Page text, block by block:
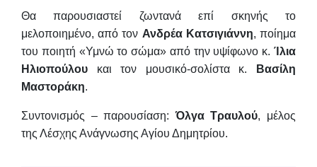
Θα παρουσιαστεί ζωντανά επί σκηνής το
μελοποιημένο, από τον Ανδρέα Κατσιγιάννη, ποίημα
του ποιητή «Υμνώ το σώμα» από την υψίφωνο κ. Ίλια
Ηλιοπούλου και τον μουσικό-σολίστα κ.
Βασίλη
Μαστοράκη.
Συντονισμός – παρουσίαση:Όλγα Τραυλού, μέλος
της Λέσχης Ανάγνωσης Αγίου Δημητρίου.